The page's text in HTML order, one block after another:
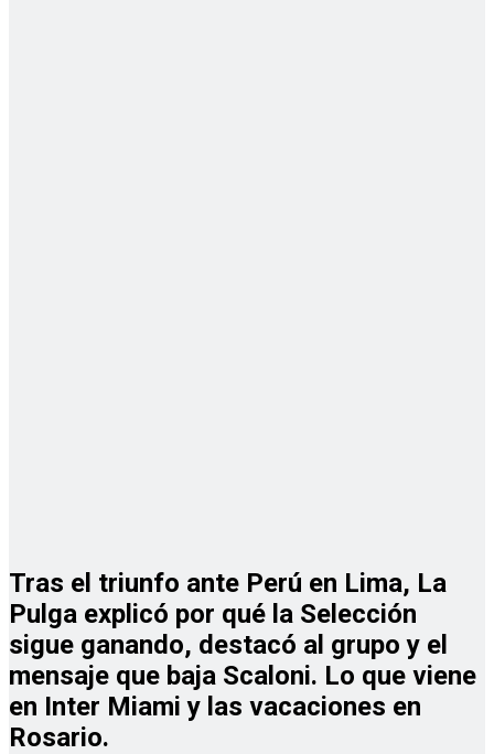
Tras el triunfo ante Perú en Lima, La
Pulga explicó por qué la Selección
sigue ganando, destacó al grupo y el
mensaje que baja Scaloni. Lo que viene
en Inter Miami y las vacaciones en
Rosario.